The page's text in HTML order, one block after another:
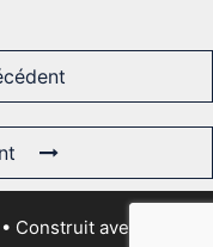
• Construit avec